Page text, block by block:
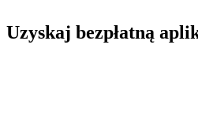
Uzyskaj bezpłatną